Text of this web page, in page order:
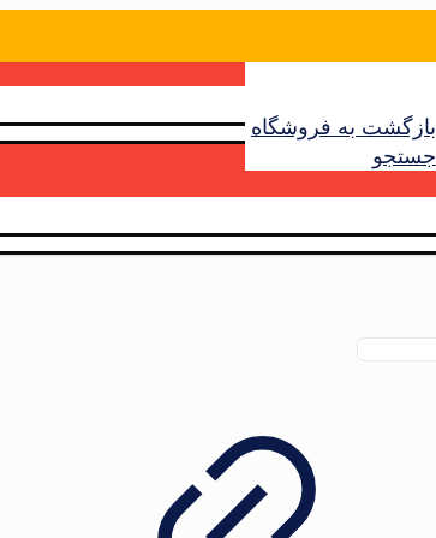
بازگشت به فروشگاه
جستجو